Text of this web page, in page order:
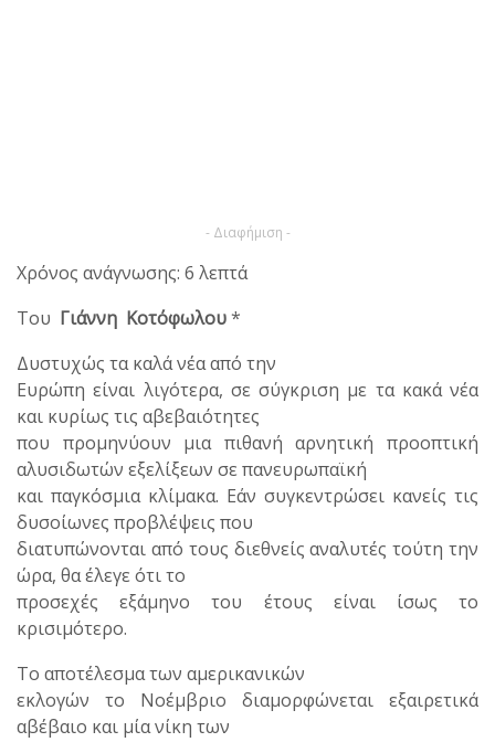
- Διαφήμιση -
Χρόνος ανάγνωσης: 6 λεπτά
Του Γιάννη Κοτόφωλου*
Δυστυχώς τα καλά νέα από την
Ευρώπη είναι λιγότερα, σε σύγκριση με τα κακά νέα
και κυρίως τις αβεβαιότητες
που προμηνύουν μια πιθανή αρνητική προοπτική
αλυσιδωτών εξελίξεων σε πανευρωπαϊκή
και παγκόσμια κλίμακα. Εάν συγκεντρώσει κανείς τις
δυσοίωνες προβλέψεις που
διατυπώνονται από τους διεθνείς αναλυτές τούτη την
ώρα, θα έλεγε ότι το
προσεχές εξάμηνο του έτους είναι ίσως το
κρισιμότερο.
Το αποτέλεσμα των αμερικανικών
εκλογών το Νοέμβριο διαμορφώνεται εξαιρετικά
αβέβαιο και μία νίκη των